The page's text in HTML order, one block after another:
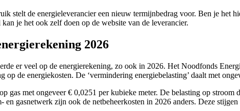
stelt de energieleverancier een nieuw termijnbedrag voor. Ben je het
je het ook zelf doen op de website van de leverancier.
2026
er veel op de energierekening, zo ook in 2026. Het Noodfonds
op de energiekosten. De ‘vermindering energiebelasting’ daalt met
gas met ongeveer € 0,0251 per kubieke meter. De belasting op
en gasnetwerk zijn ook de netbeheerkosten in 2026 anders. Deze